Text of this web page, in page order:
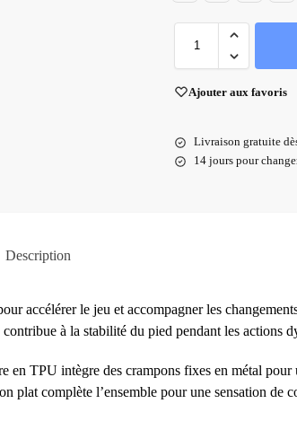
Ajouter aux favoris
Livraison gratuite
14 jours pour
Description
accélérer le jeu et accompagner les
à la stabilité du pied pendant les actions
TPU intègre des crampons fixes en métal pour
plat complète l’ensemble pour une sensation de